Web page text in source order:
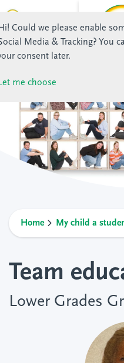
Home My child a
Team
Lower Grades
Could we please enable
Media & Tracking? You
consent later.
me choose